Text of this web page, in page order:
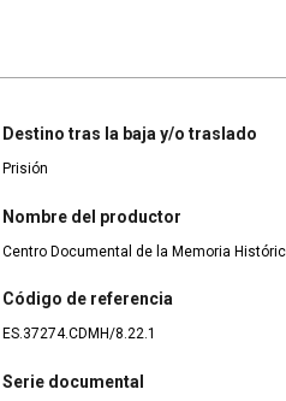
Destino tras la baja y/o traslado
Prisión
Nombre del productor
Centro Documental de la Memoria
Código de referencia
ES.37274.CDMH/8.22.1
Serie documental